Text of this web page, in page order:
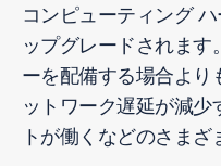
コンピューティング
ップグレードされま
ーを配備する場合より
ットワーク遅延が減
トが働くなどのさまざ